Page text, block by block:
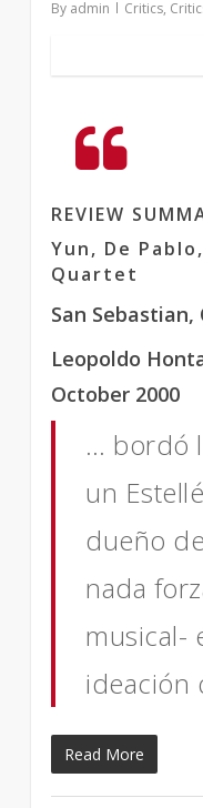
By admin Critics,
REVIEW
Yun, De
Quartet
San
Leopoldo
October 2000
… bordó
un
dueño
nada
musical-
ideación
Read More